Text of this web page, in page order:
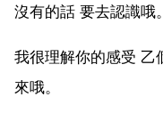
沒有的話 要去認識哦。
我很理解你的感受 乙
來哦。